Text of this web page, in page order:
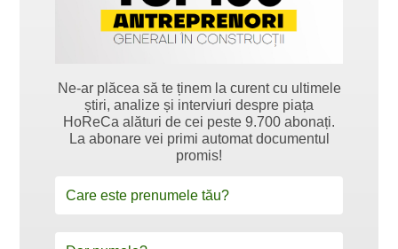
Ne-ar plăcea să te ținem la curent cu ultimele
știri, analize și interviuri despre piața
HoReCa alături de cei peste 9.700 abonați.
La abonare vei primi automat documentul
promis!